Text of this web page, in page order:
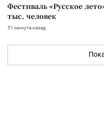
Фестиваль «Русское
тыс. человек
51 минута назад